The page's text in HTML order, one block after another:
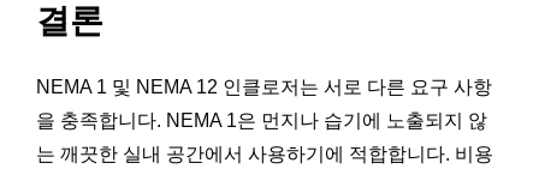
결론
NEMA 1 및 NEMA 12 인클로저는 서로 다른 요구 사항
을 충족합니다. NEMA 1은 먼지나 습기에 노출되지 않
는 깨끗한 실내 공간에서 사용하기에 적합합니다. 비용